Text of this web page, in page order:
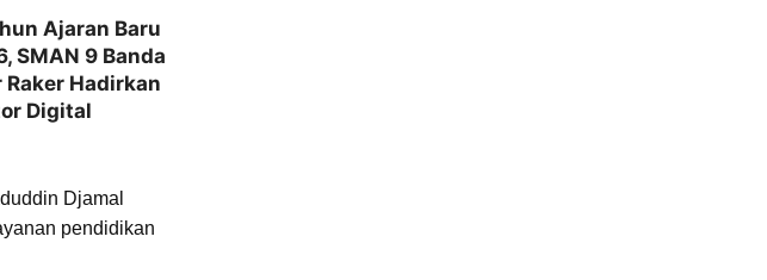
Ajaran Baru
SMAN 9 Banda
Raker Hadirkan
Digital
Djamal
pendidikan